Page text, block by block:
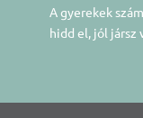
A gyerekek
hidd el, jól jársz